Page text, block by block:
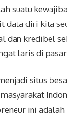
suatu
diri kita
dan kredibel
laris di
situs
ini